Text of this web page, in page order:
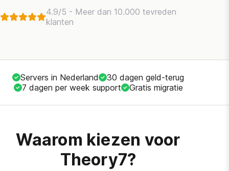
4.9/5 - Meer dan 10.000 tevreden
klanten
Servers in Nederland
30 dagen geld-terug
7 dagen per week support
Gratis migratie
Waarom kiezen voor
Theory7?